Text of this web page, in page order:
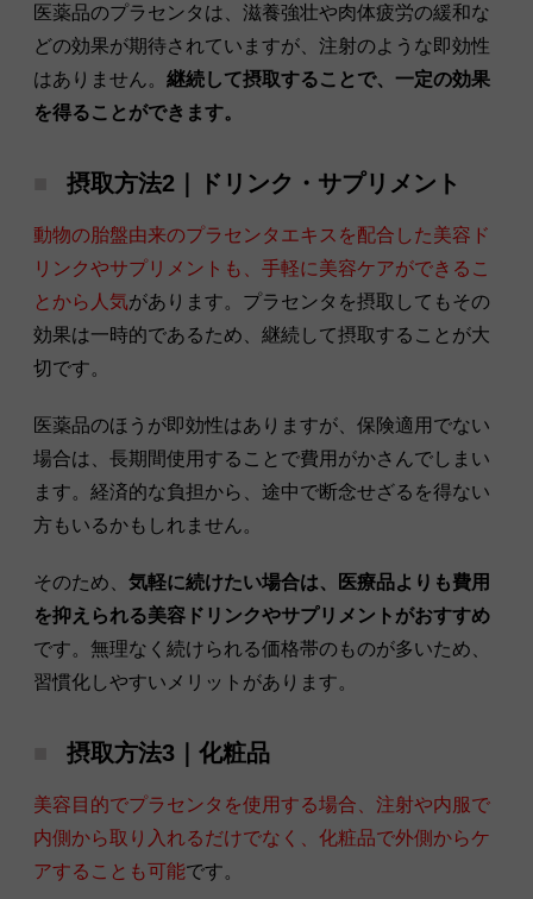
医薬品のプラセンタは、滋養強壮や肉体疲労の緩和な
どの効果が期待されていますが、注射のような即効性
はありません。 継続して摂取することで、一定の効果
を得ることができます。
摂取方法2｜ドリンク・サプリメント
動物の胎盤由来のプラセンタエキスを配合した美容ド
リンクやサプリメントも、手軽に美容ケアができるこ
とから人気があります。プラセンタを摂取してもその
効果は一時的であるため、継続して摂取することが大
切です。
医薬品のほうが即効性はありますが、保険適用でない
場合は、長期間使用することで費用がかさんでしまい
ます。経済的な負担から、途中で断念せざるを得ない
方もいるかもしれません。
そのため、 気軽に続けたい場合は、医療品よりも費用
を抑えられる美容ドリンクやサプリメントがおすすめ
です。無理なく続けられる価格帯のものが多いため、
習慣化しやすいメリットがあります。
摂取方法3｜化粧品
美容目的でプラセンタを使用する場合、注射や内服で
内側から取り入れるだけでなく、化粧品で外側からケ
アすることも可能です。